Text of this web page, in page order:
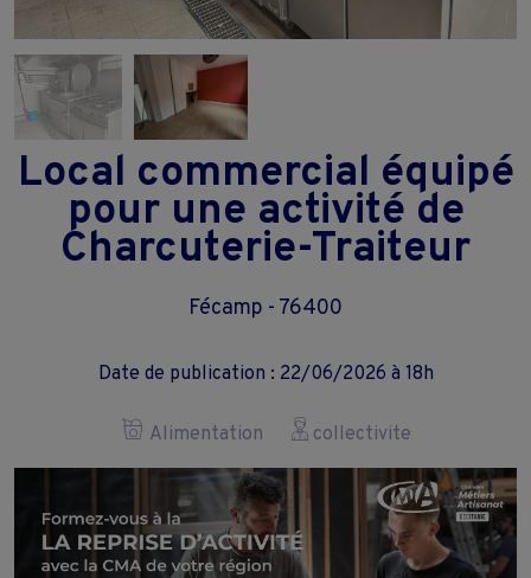
Local commercial équipé
pour une activité de
Charcuterie-Traiteur
Fécamp - 76400
Date de publication : 22/06/2026 à 18h
Alimentation collectivite